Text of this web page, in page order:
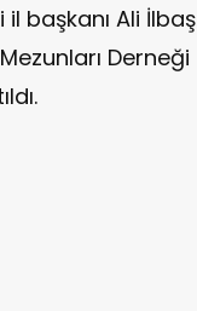
başkanı Ali İlbaş
Derneği